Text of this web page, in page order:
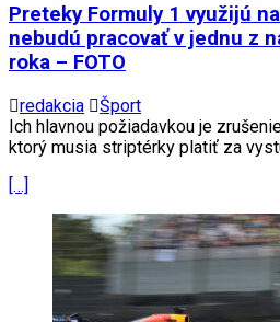
Preteky Formuly 1 využijú
nebudú pracovať v jednu z
roka – FOTO
redakcia
Šport
Ich hlavnou požiadavkou je
ktorý musia striptérky platiť za
[…]